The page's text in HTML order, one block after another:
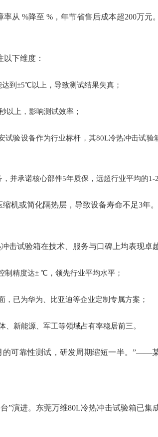
从 %降至 %，年节省售后成本超200万元。
下维度：
到±5℃以上，导致测试结果失真；
以上，影响测试效率；
试验设备作为行业标杆，其80L冷热冲击试验
，并承诺核心部件5年质保，远超行业平均的1-2
机或简化隔热层，导致设备寿命不足3年。
击试验箱在技术、服务与口碑上均表现卓
制精度达± ℃，领先行业平均水平；
，已为华为、比亚迪等企业定制专属方案；
、新能源、军工等领域占有率稳居前三。
的可靠性测试，研发周期缩短一半。”——
”演进。东莞万维80L冷热冲击试验箱已集